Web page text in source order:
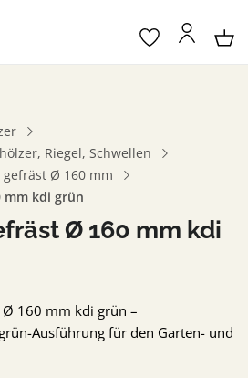
Riegel, Schwellen
gefräst Ø 160 mm
mm kdi grün
Ø 160 mm kdi
Ø 160 mm kdi grün –
Ausführung für den Garten- und